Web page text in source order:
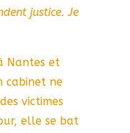
justice. Je
Nantes et
cabinet ne
victimes
elle se bat